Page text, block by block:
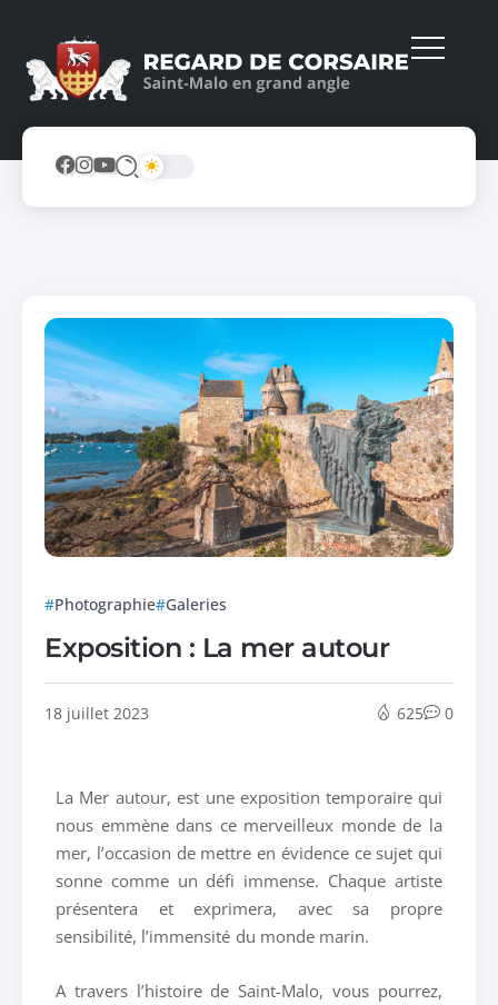
Photographie Galeries
Exposition : La mer autour
18 juillet 2023 625 0
La Mer autour, est une exposition temporaire qui
nous emmène dans ce merveilleux monde de la
mer, l’occasion de mettre en évidence ce sujet qui
sonne comme un défi immense. Chaque artiste
présentera et exprimera, avec sa propre
sensibilité, l’immensité du monde marin.
A travers l’histoire de Saint-Malo, vous pourrez,